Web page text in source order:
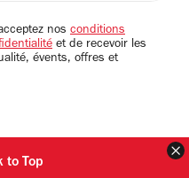
nos conditions
et de recevoir les
évents, offres et
to Top